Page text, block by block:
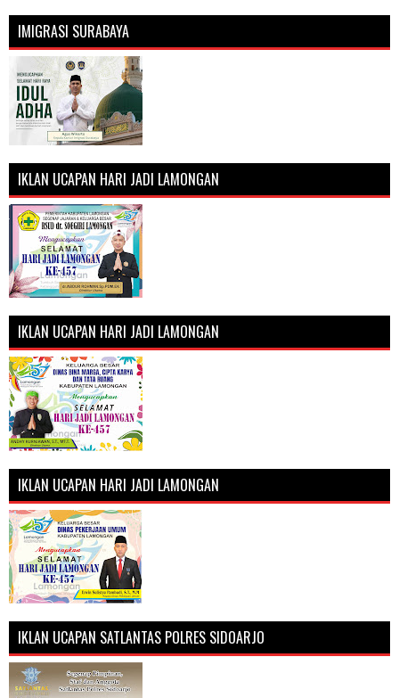
IMIGRASI SURABAYA
IKLAN UCAPAN HARI JADI LAMONGAN
IKLAN UCAPAN HARI JADI LAMONGAN
IKLAN UCAPAN HARI JADI LAMONGAN
IKLAN UCAPAN SATLANTAS POLRES SIDOARJO